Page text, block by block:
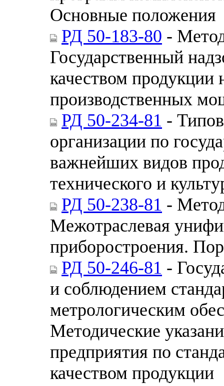
Основные положения
РД 50-183-80 -
Государственный
качеством продукции
производственных
РД 50-234-81 -
организации по
важнейших видов
технического и
РД 50-238-81 -
Межотраслевая
приборостроения.
РД 50-246-81 -
и соблюдением
метрологическим
Методические
предприятия по
качеством продукции